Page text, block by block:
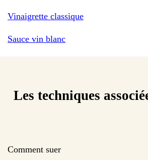
Vinaigrette classique
Sauce vin blanc
Les techniques
Comment suer